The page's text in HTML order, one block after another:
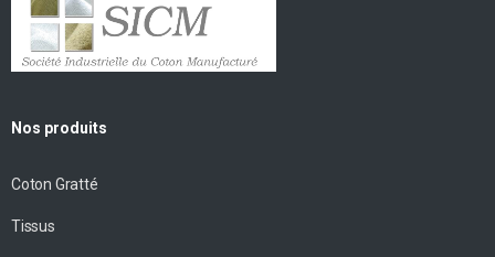
Nos produits
Coton Gratté
Tissus